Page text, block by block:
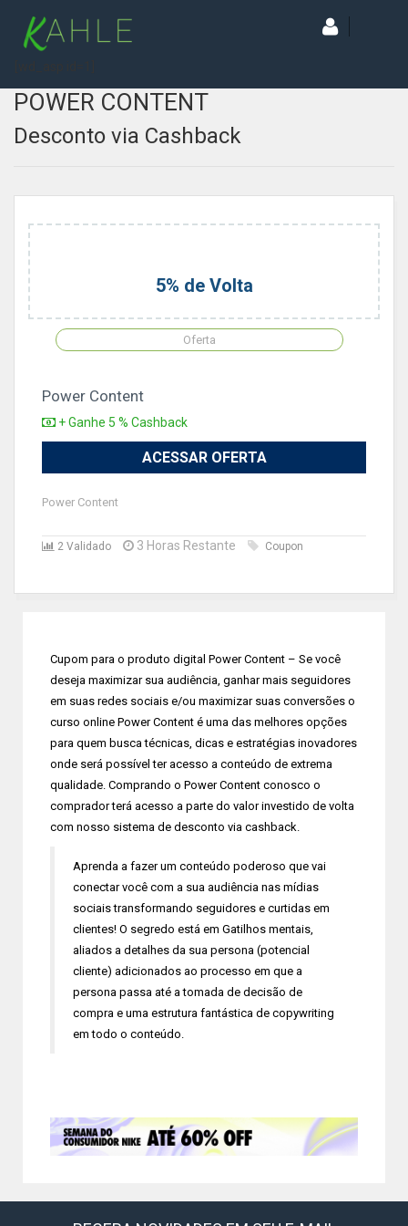
POWER CONTENT
Desconto via Cashback
5% de Volta
Oferta
Power Content
+ Ganhe 5 % Cashback
ACESSAR OFERTA
Power Content
2 Validado 3 Horas Restante Coupon
Cupom para o produto digital Power Content – Se você
deseja maximizar sua audiência, ganhar mais seguidores
em suas redes sociais e/ou maximizar suas conversões o
curso online Power Content é uma das melhores opções
para quem busca técnicas, dicas e estratégias inovadores
onde será possível ter acesso a conteúdo de extrema
qualidade. Comprando o Power Content conosco o
comprador terá acesso a parte do valor investido de volta
com nosso sistema de desconto via cashback.
Aprenda a fazer um conteúdo poderoso que vai
conectar você com a sua audiência nas mídias
sociais transformando seguidores e curtidas em
clientes! O segredo está em Gatilhos mentais,
aliados a detalhes da sua persona (potencial
cliente) adicionados ao processo em que a
persona passa até a tomada de decisão de
compra e uma estrutura fantástica de copywriting
em todo o conteúdo.